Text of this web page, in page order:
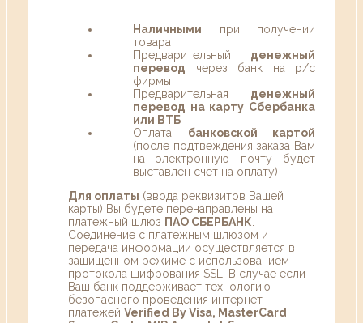
Наличными при получении
товара
Предварительный денежный
перевод через банк на р/с
фирмы
Предварительная денежный
перевод на карту Сбербанка
или ВТБ
Оплата банковской картой
(после подтвеждения заказа Вам
на электронную почту будет
выставлен счет на оплату)
Для оплаты (ввода реквизитов Вашей
карты) Вы будете перенаправлены на
платежный шлюз ПАО СБЕРБАНК
Соединение с платежным шлюзом и
передача информации осуществляется в
защищенном режиме с использованием
протокола шифрования SSL. В случае если
Ваш банк поддерживает технологию
безопасного проведения интернет-
платежей Verified By Visa, MasterCard